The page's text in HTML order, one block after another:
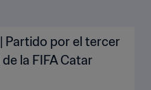
Partido por el tercer
la FIFA Catar